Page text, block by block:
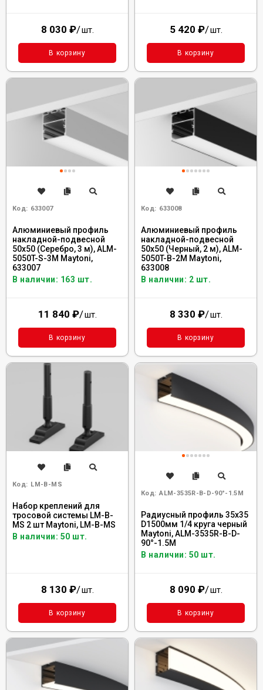
8 030 ₽/шт.
В корзину
5 420 ₽/шт.
В корзину
Код: 633007
Алюминиевый профиль
накладной-подвесной
50x50 (Серебро, 3 м), ALM-
5050T-S-3M Maytoni,
633007
В наличии: 163 шт.
11 840 ₽/шт.
В корзину
Код: 633008
Алюминиевый профиль
накладной-подвесной
50x50 (Черный, 2 м), ALM-
5050T-B-2M Maytoni,
633008
В наличии: 2 шт.
8 330 ₽/шт.
В корзину
Код: LM-B-MS
Набор креплений для
тросовой системы LM-B-
MS 2 шт Maytoni, LM-B-MS
В наличии: 50 шт.
8 130 ₽/шт.
В корзину
Код: ALM-3535R-B-D-90°-1.5M
Радиусный профиль 35x35
D1500мм 1/4 круга черный
Maytoni, ALM-3535R-B-D-
90°-1.5M
В наличии: 50 шт.
8 090 ₽/шт.
В корзину